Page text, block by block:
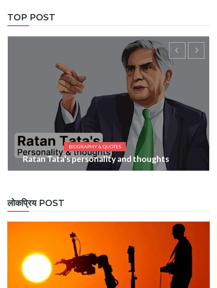
TOP POST
BIOGRAPHY & QUOTES
Ratan Tata’s personality and thoughts
लोकप्रिय POST